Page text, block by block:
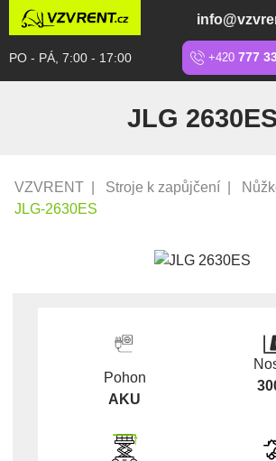
PO - PÁ, 7:00 - 17:00 +420 777
JLG
VZVRENT Stroje k zapůjčení
JLG-2630ES
Pohon
AKU